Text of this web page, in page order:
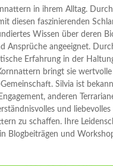
in ihrem Alltag.
diesen faszinierenden
Wissen über deren
Ansprüche angeeignet.
Erfahrung in der
bringt sie wertvolle
Silvia ist
anderen
und liebevolles
zu schaffen. Ihre
Blogbeiträgen und